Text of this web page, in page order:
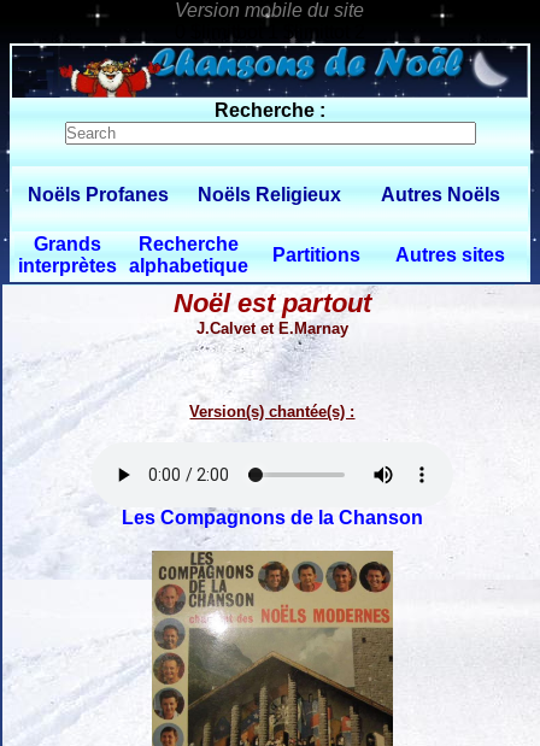
0 $limitbot 1 $limittot 2
Recherche :
Noëls Profanes Noëls Religieux Autres Noëls
Grands
interprètes
Recherche
alphabetique
Partitions Autres sites
Noël est partout
J.Calvet et E.Marnay
Version(s) chantée(s) :
Les Compagnons de la Chanson